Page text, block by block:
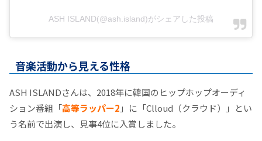
ASH ISLAND(@ash.island)がシェアした投稿
音楽活動から見える性格
ASH ISLANDさんは、2018年に韓国のヒップホップオーディ
ション番組「高等ラッパー2 」に「Clloud（クラウド）」とい
う名前で出演し、見事4位に入賞しました。